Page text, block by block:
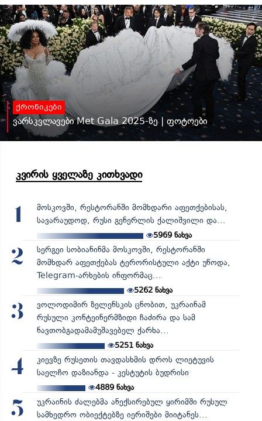
ქრონიკები
ვარსკვლავები Met Gala 2025-ზე | ფოტოები
კვირის ყველაზე კითხვადი
1
მოსკოვში, რესტორანში მომხდარი აფეთქებისას,
სავარაუდოდ, რუსი გენერლის ქალიშვილი და...
5969 ნახვა
2
სერგეი სობიანინმა მოსკოვში, რესტორანში
მომხდარ აფეთქებას ტერორისტული აქტი უწოდა,
Telegram-არხების ინფორმაც...
5262ნახვა
3
ვოლოდიმირ ზელენსკის ცნობით, უკრაინამ
რუსული კონტეინერმზიდი ჩაძირა და სამ
ნავთობგადამამუშავებელ ქარხა...
5251ნახვა
4
კიევზე რუსეთის თავდასხმის დროს ლიეტუვის
საელჩო დაზიანდა - კესტუტის ბუდრისი
4889ნახვა
5
უკრაინის ძალებმა ანექსირებულ ყირიმში რუსულ
სამხედრო ობიექტებზე იერიშები მიიტანეს...